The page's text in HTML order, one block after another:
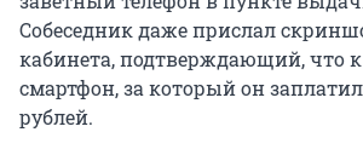
Собеседник даже прислал
кабинета, подтверждающий, что
смартфон, за который он
рублей.